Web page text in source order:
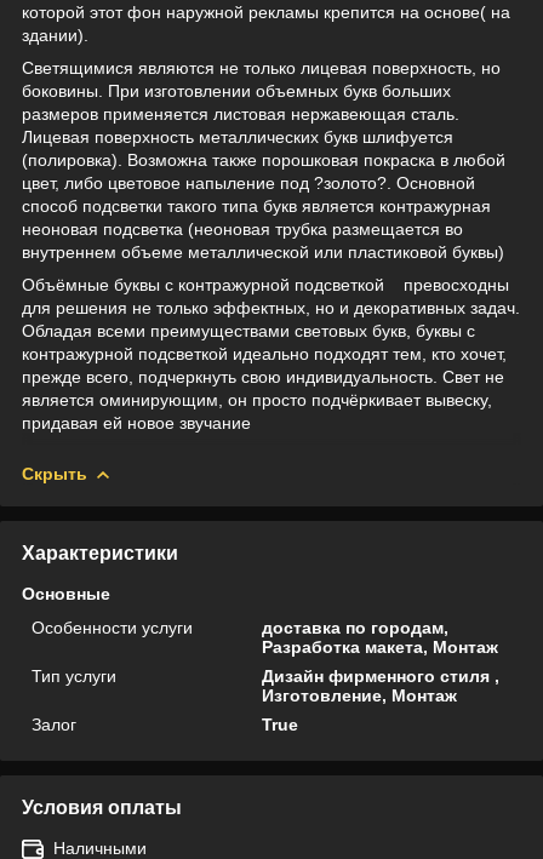
которой этот фон наружной рекламы крепится на основе( на
здании).
Светящимися являются не только лицевая поверхность, но
боковины. При изготовлении объемных букв больших
размеров применяется листовая нержавеющая сталь.
Лицевая поверхность металлических букв шлифуется
(полировка). Возможна также порошковая покраска в любой
цвет, либо цветовое напыление под ?золото?. Основной
способ подсветки такого типа букв является контражурная
неоновая подсветка (неоновая трубка размещается во
внутреннем объеме металлической или пластиковой буквы)
Объёмные буквы с контражурной подсветкой превосходны
для решения не только эффектных, но и декоративных задач.
Обладая всеми преимуществами световых букв, буквы с
контражурной подсветкой идеально подходят тем, кто хочет,
прежде всего, подчеркнуть свою индивидуальность. Свет не
является оминирующим, он просто подчёркивает вывеску,
придавая ей новое звучание
Скрыть
Характеристики
Основные
Особенности услуги
доставка по городам,
Разработка макета, Монтаж
Тип услуги
Дизайн фирменного стиля ,
Изготовление, Монтаж
Залог
True
Условия оплаты
Наличными